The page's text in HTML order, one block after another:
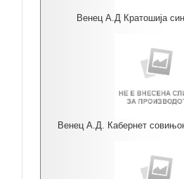
Венец А.Д Кратошија
Венец А.Д. Кабернет